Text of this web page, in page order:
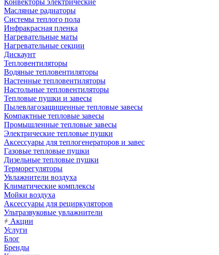
Конвекторы электрические
Масляные радиаторы
Системы теплого пола
Инфракрасная пленка
Нагревательные маты
Нагревательные секции
Дискаунт
Тепловентиляторы
Водяные тепловентиляторы
Настенные тепловентиляторы
Настольные тепловентиляторы
Тепловые пушки и завесы
Пылевлагозащищенные тепловые завесы
Компактные тепловые завесы
Промышленные тепловые завесы
Электрические тепловые пушки
Аксессуары для теплогенераторов и завес
Газовые тепловые пушки
Дизельные тепловые пушки
Терморегуляторы
Увлажнители воздуха
Климатические комплексы
Мойки воздуха
Аксессуары для рециркуляторов
Ультразвуковые увлажнители
Акции
Услуги
Блог
Бренды